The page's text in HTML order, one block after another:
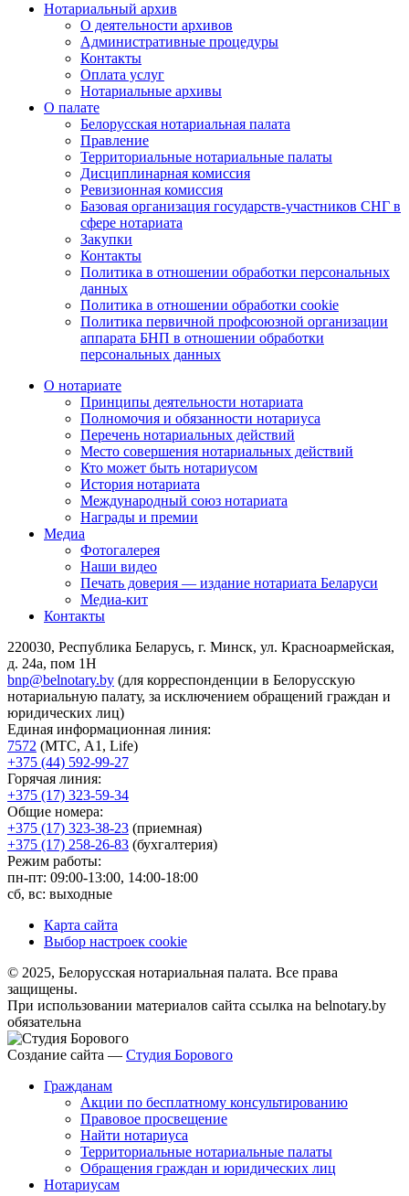
Нотариальный архив
О деятельности архивов
Административные процедуры
Контакты
Оплата услуг
Нотариальные архивы
О палате
Белорусская нотариальная палата
Правление
Территориальные нотариальные палаты
Дисциплинарная комиссия
Ревизионная комиссия
Базовая организация государств-участников СНГ в
сфере нотариата
Закупки
Контакты
Политика в отношении обработки персональных
данных
Политика в отношении обработки cookie
Политика первичной профсоюзной организации
аппарата БНП в отношении обработки
персональных данных
О нотариате
Принципы деятельности нотариата
Полномочия и обязанности нотариуса
Перечень нотариальных действий
Место совершения нотариальных действий
Кто может быть нотариусом
История нотариата
Международный союз нотариата
Награды и премии
Медиа
Фотогалерея
Наши видео
Печать доверия — издание нотариата Беларуси
Медиа-кит
Контакты
220030, Республика Беларусь, г. Минск, ул. Красноармейская,
д. 24а, пом 1Н
bnp@belnotary.by (для корреспонденции в Белорусскую
нотариальную палату, за исключением обращений граждан и
юридических лиц)
Единая информационная линия:
7572 (МТС, A1, Life)
+375 (44) 592-99-27
Горячая линия:
+375 (17) 323-59-34
Общие номера:
+375 (17) 323-38-23 (приемная)
+375 (17) 258-26-83 (бухгалтерия)
Режим работы:
пн-пт: 09:00-13:00, 14:00-18:00
сб, вс: выходные
Карта сайта
Выбор настроек cookie
© 2025, Белорусская нотариальная палата. Все права
защищены.
При использовании материалов сайта ссылка на belnotary.by
обязательна
Создание сайта — Студия Борового
Гражданам
Акции по бесплатному консультированию
Правовое просвещение
Найти нотариуса
Территориальные нотариальные палаты
Обращения граждан и юридических лиц
Нотариусам